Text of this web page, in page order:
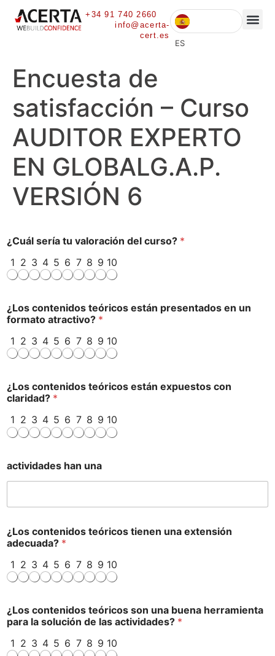
ES
+34 91 740 2660
info@acerta-
cert.es
Encuesta de
satisfacción – Curso
AUDITOR EXPERTO
EN GLOBALG.A.P.
VERSIÓN 6
¿Cuál sería tu valoración del curso? *
1 2 3 4 5 6 7 8 9 10
¿Los contenidos teóricos están presentados en un
formato atractivo? *
1 2 3 4 5 6 7 8 9 10
¿Los contenidos teóricos están expuestos con
claridad? *
1 2 3 4 5 6 7 8 9 10
actividades han una
¿Los contenidos teóricos tienen una extensión
adecuada? *
1 2 3 4 5 6 7 8 9 10
¿Los contenidos teóricos son una buena herramienta
para la solución de las actividades? *
1 2 3 4 5 6 7 8 9 10